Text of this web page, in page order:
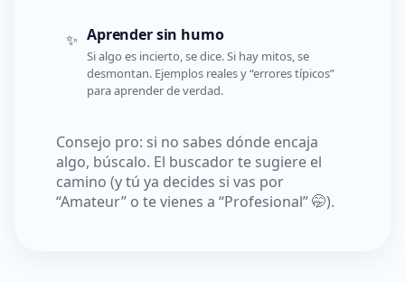
✨ Aprender sin humo
Si algo es incierto, se dice. Si hay mitos, se
desmontan. Ejemplos reales y “errores típicos”
para aprender de verdad.
Consejo pro: si no sabes dónde encaja
algo, búscalo. El buscador te sugiere el
camino (y tú ya decides si vas por
“Amateur” o te vienes a “Profesional” 🤭).